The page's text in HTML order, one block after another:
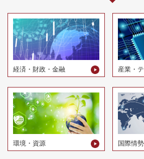
経済・財政・金融 産業・
環境・資源 国際情